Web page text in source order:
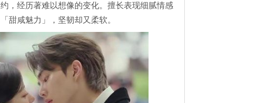
，经历著难以想像的变化。擅长表现细腻情感
甜咸魅力」，坚韧却又柔软。